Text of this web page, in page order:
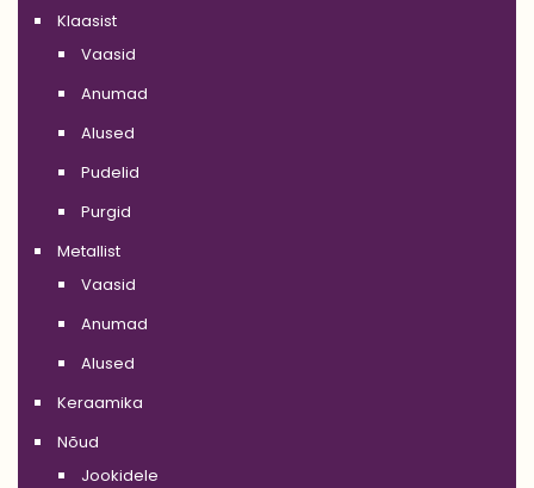
Klaasist
Vaasid
Anumad
Alused
Pudelid
Purgid
Metallist
Vaasid
Anumad
Alused
Keraamika
Nõud
Jookidele